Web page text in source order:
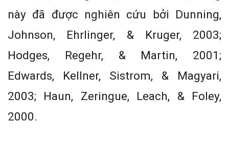
này đã được nghiên cứu bởi Dunning,
Johnson, Ehrlinger, & Kruger, 2003;
Hodges, Regehr, & Martin, 2001;
Edwards, Kellner, Sistrom, & Magyari,
2003; Haun, Zeringue, Leach, & Foley,
2000.